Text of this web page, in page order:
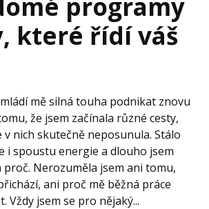
které řídí váš
mě silná touha podnikat znovu
že jsem začínala různé cesty,
v nich skutečně neposunula. Stálo
i spoustu energie a dlouho jsem
proč. Nerozuměla jsem ani tomu,
ani proč mě běžná práce
Vždy jsem se pro nějaký...